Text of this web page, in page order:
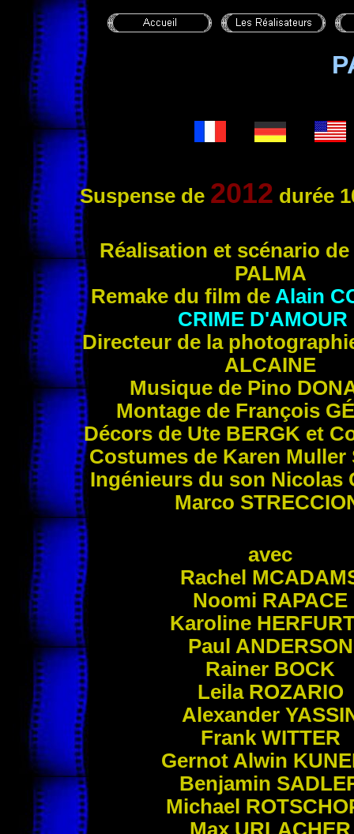
Suspense de 2012 durée
Réal isation et scénario
PALMA
Remake du film de Alain
CRIME D'AMOUR
Directeur de la
ALCAINE
Musique de Pino
Montage de François
Décors de Ute BERGK et
Costumes de Karen Muller
Ingénieurs du son Nicolas
Marco
avec
Rachel
Noomi RAPACE
Karoline
Paul ANDERSON
Rainer BOCK
Leila ROZARIO
Alexander
Frank WITTER
Gernot Alwin
Benjamin
Michael
Max URLACHER